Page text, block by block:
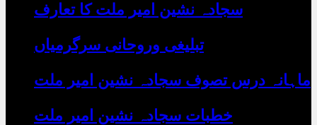
سجادہ نشین امیر ملت کا تعارف
تبلیغی وروحانی سرگرمیاں
ماہانہ درس تصوف سجادہ نشین امیر ملت
خطبات سجادہ نشین امیر ملت